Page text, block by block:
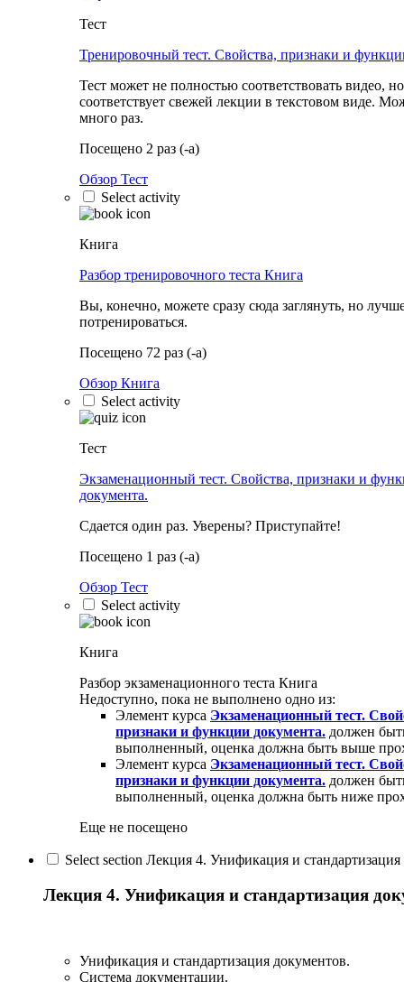
Тест
Тренировочный тест. Свойства, признаки и
Тест может не полностью соответствовать видео,
соответствует свежей лекции в текстовом виде.
много раз.
Посещено 2 раз (-а)
Обзор Тест
Select activity
Книга
Разбор тренировочного теста Книга
Вы, конечно, можете сразу сюда заглянуть, но
потренироваться.
Посещено 72 раз (-а)
Обзор Книга
Select activity
Тест
Экзаменационный тест. Свойства, признаки и
документа.
Сдается один раз. Уверены? Приступайте!
Посещено 1 раз (-а)
Обзор Тест
Select activity
Книга
Разбор экзаменационного теста Книга
Недоступно, пока не выполнено одно из:
Элемент курса Экзаменационный тест.
признаки и функции документа. должен
выполненный, оценка должна быть выше
Элемент курса Экзаменационный тест.
признаки и функции документа. должен
выполненный, оценка должна быть ниже
Еще не посещено
Select section Лекция 4. Унификация и
Лекция 4. Унификация и стандартизация
Унификация и стандартизация документов.
Система документации.